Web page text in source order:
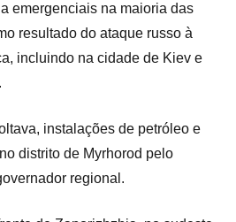
emergenciais na maioria das
resultado do ataque russo à
incluindo na cidade de Kiev e
instalações de petróleo e
distrito de Myrhorod pelo
regional.